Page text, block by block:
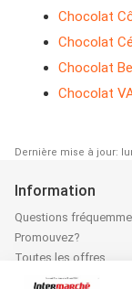
Chocolat
Chocolat
Chocolat
Chocolat
Dernière mise à jour:
Information
Questions
Promouvez?
Toutes les offres
Marques